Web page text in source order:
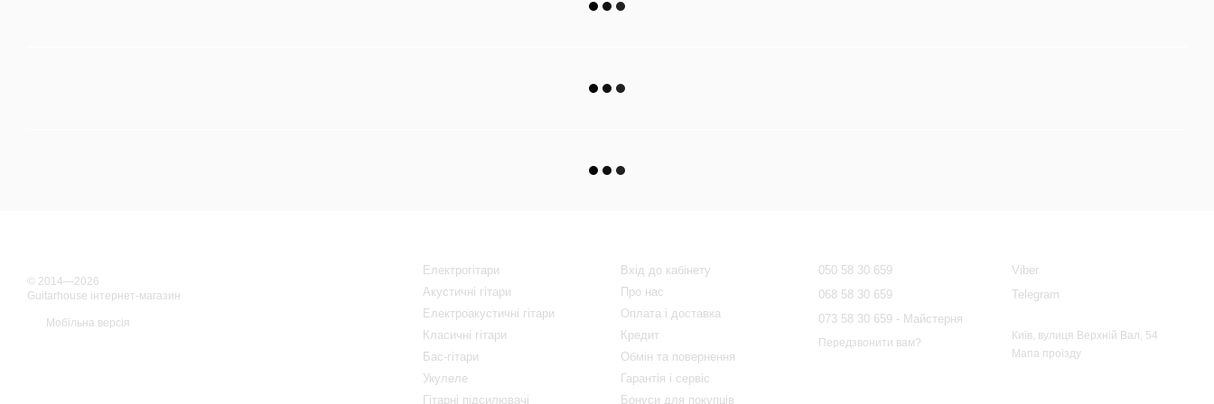
© 2014—2026
Guitarhouse інтернет-магазин
Мобільна версія
Електрогітари
Акустичні гітари
Електроакустичні гітари
Класичні гітари
Бас-гітари
Укулеле
Гітарні підсилювачі
Вхід до кабінету
Про нас
Оплата і доставка
Кредит
Обмін та повернення
Гарантія і сервіс
Бонуси для покупців
050 58 30 659
068 58 30 659
073 58 30 659 - Майстерня
Передзвонити вам?
Viber
Telegram
Київ, вулиця Верхній Вал, 54
Мапа проїзду